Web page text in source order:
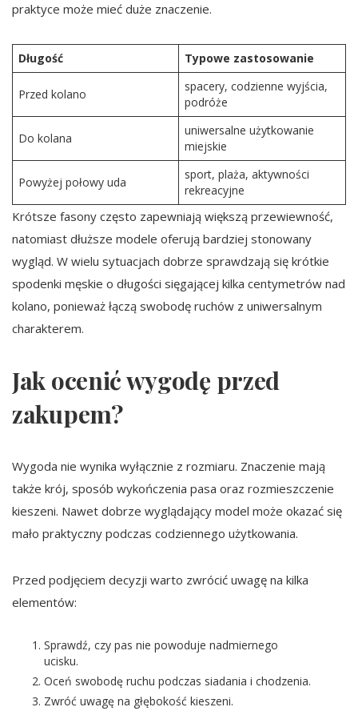
praktyce może mieć duże znaczenie.
Długość Typowe zastosowanie
Przed kolano
spacery, codzienne wyjścia,
podróże
Do kolana
uniwersalne użytkowanie
miejskie
Powyżej połowy uda
sport, plaża, aktywności
rekreacyjne
Krótsze fasony często zapewniają większą przewiewność,
natomiast dłuższe modele oferują bardziej stonowany
wygląd. W wielu sytuacjach dobrze sprawdzają się krótkie
spodenki męskie o długości sięgającej kilka centymetrów nad
kolano, ponieważ łączą swobodę ruchów z uniwersalnym
charakterem.
Jak ocenić wygodę przed
zakupem?
Wygoda nie wynika wyłącznie z rozmiaru. Znaczenie mają
także krój, sposób wykończenia pasa oraz rozmieszczenie
kieszeni. Nawet dobrze wyglądający model może okazać się
mało praktyczny podczas codziennego użytkowania.
Przed podjęciem decyzji warto zwrócić uwagę na kilka
elementów:
Sprawdź, czy pas nie powoduje nadmiernego
ucisku.
Oceń swobodę ruchu podczas siadania i chodzenia.
Zwróć uwagę na głębokość kieszeni.